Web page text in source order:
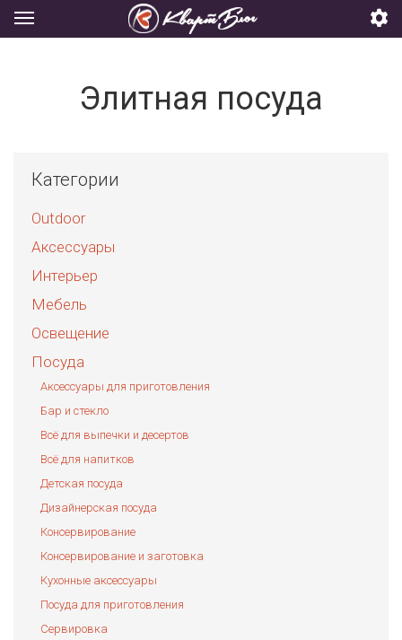
Элитная посуда
Категории
Outdoor
Аксессуары
Интерьер
Мебель
Освещение
Посуда
Аксессуары для приготовления
Бар и стекло
Всё для выпечки и десертов
Всё для напитков
Детская посуда
Дизайнерская посуда
Консервирование
Консервирование и заготовка
Кухонные аксессуары
Посуда для приготовления
Сервировка